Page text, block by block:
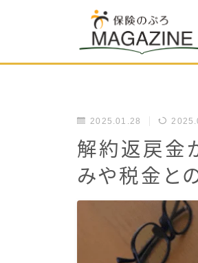
2025.01.28
解約返戻金
みや税金と